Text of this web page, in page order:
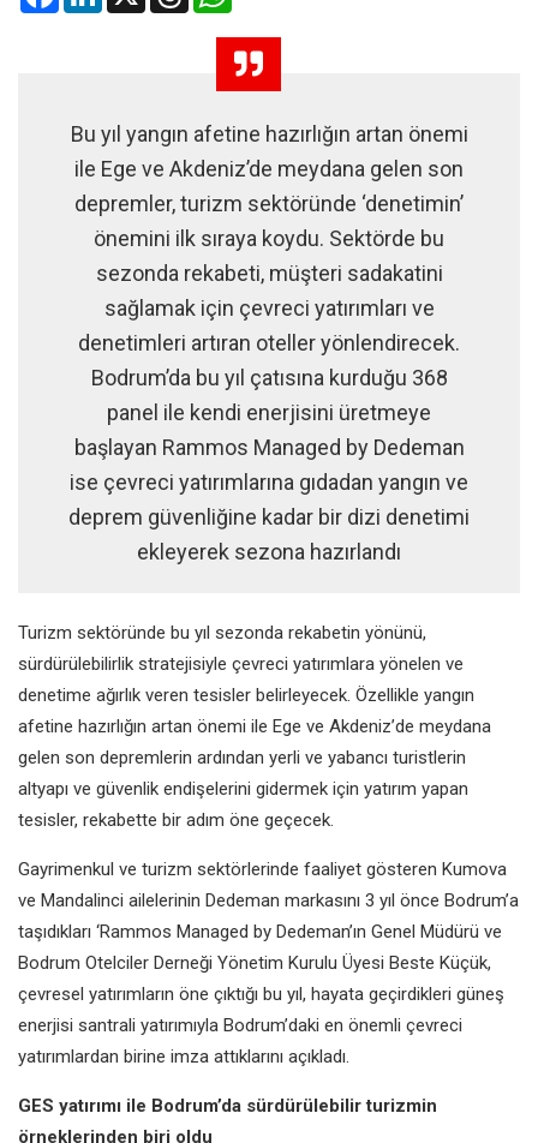
Bu yıl yangın afetine hazırlığın artan önemi
ile Ege ve Akdeniz’de meydana gelen son
depremler, turizm sektöründe ‘denetimin’
önemini ilk sıraya koydu. Sektörde bu
sezonda rekabeti, müşteri sadakatini
sağlamak için çevreci yatırımları ve
denetimleri artıran oteller yönlendirecek.
Bodrum’da bu yıl çatısına kurduğu 368
panel ile kendi enerjisini üretmeye
başlayan Rammos Managed by Dedeman
ise çevreci yatırımlarına gıdadan yangın ve
deprem güvenliğine kadar bir dizi denetimi
ekleyerek sezona hazırlandı
Turizm sektöründe bu yıl sezonda rekabetin yönünü,
sürdürülebilirlik stratejisiyle çevreci yatırımlara yönelen ve
denetime ağırlık veren tesisler belirleyecek. Özellikle yangın
afetine hazırlığın artan önemi ile Ege ve Akdeniz’de meydana
gelen son depremlerin ardından yerli ve yabancı turistlerin
altyapı ve güvenlik endişelerini gidermek için yatırım yapan
tesisler, rekabette bir adım öne geçecek.
Gayrimenkul ve turizm sektörlerinde faaliyet gösteren Kumova
ve Mandalinci ailelerinin Dedeman markasını 3 yıl önce Bodrum’a
taşıdıkları ‘Rammos Managed by Dedeman’ın Genel Müdürü ve
Bodrum Otelciler Derneği Yönetim Kurulu Üyesi Beste Küçük,
çevresel yatırımların öne çıktığı bu yıl, hayata geçirdikleri güneş
enerjisi santrali yatırımıyla Bodrum’daki en önemli çevreci
yatırımlardan birine imza attıklarını açıkladı.
GES yatırımı ile Bodrum’da sürdürülebilir turizmin
örneklerinden biri oldu